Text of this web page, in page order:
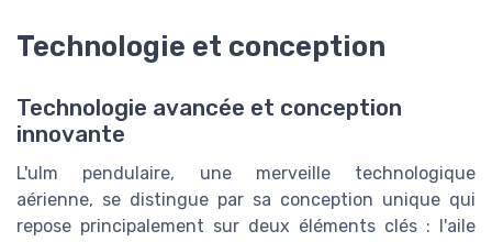
Technologie et conception
Technologie avancée et conception
innovante
L'ulm pendulaire, une merveille technologique
aérienne, se distingue par sa conception unique qui
repose principalement sur deux éléments clés : l'aile